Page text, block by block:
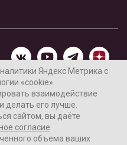
Интернет-газеты
«Ваши новости»
ее и нажмите Ctrl+Enter
Яндекс Метрика с
«cookie».
взаимодействие
делать его лучше.
сайтом, вы даёте
согласие
объема ваших